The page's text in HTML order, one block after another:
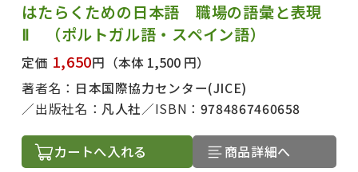
はたらくための日本語 職場の語彙と表現
Ⅱ （ポルトガル語・スペイン語）
定価 1,650円 （本体 1,500 円）
著者名： 日本国際協力センター(JICE)
出版社名： 凡人社 ISBN： 9784867460658
カートへ入れる 商品詳細へ